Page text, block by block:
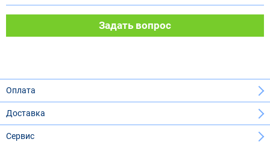
Задать вопрос
Оплата
Доставка
Сервис